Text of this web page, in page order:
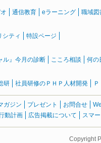
通信教育 eラーニング 職域図
シティ 特設ページ
ル』今月の診断 こころ相談 何の
研 社員研修のＰＨＰ人材開発
ガジン プレゼント お問合せ
動計画 広告掲載について スマ
Copyright